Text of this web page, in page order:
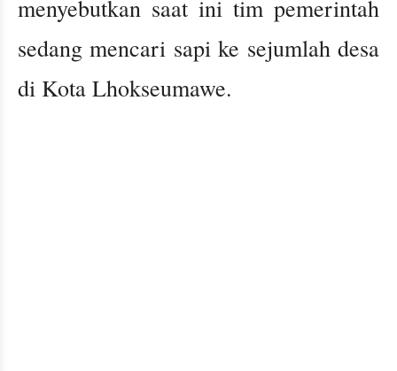
menyebutkan saat ini tim pemerintah
sedang mencari sapi ke sejumlah desa
di Kota Lhokseumawe.